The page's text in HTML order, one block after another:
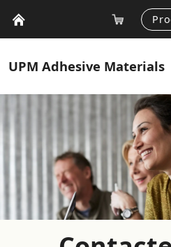
UPM Adhesive Materials